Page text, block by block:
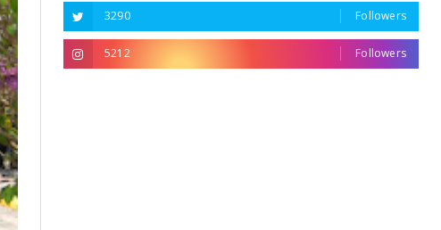
3290 Followers
5212 Followers